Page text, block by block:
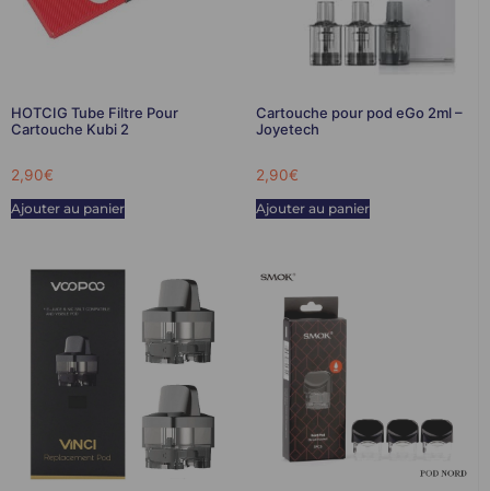
HOTCIG Tube Filtre Pour
Cartouche Kubi 2
2,90€
Ajouter au panier
Cartouche pour pod eGo 2ml –
Joyetech
2,90€
Ajouter au panier